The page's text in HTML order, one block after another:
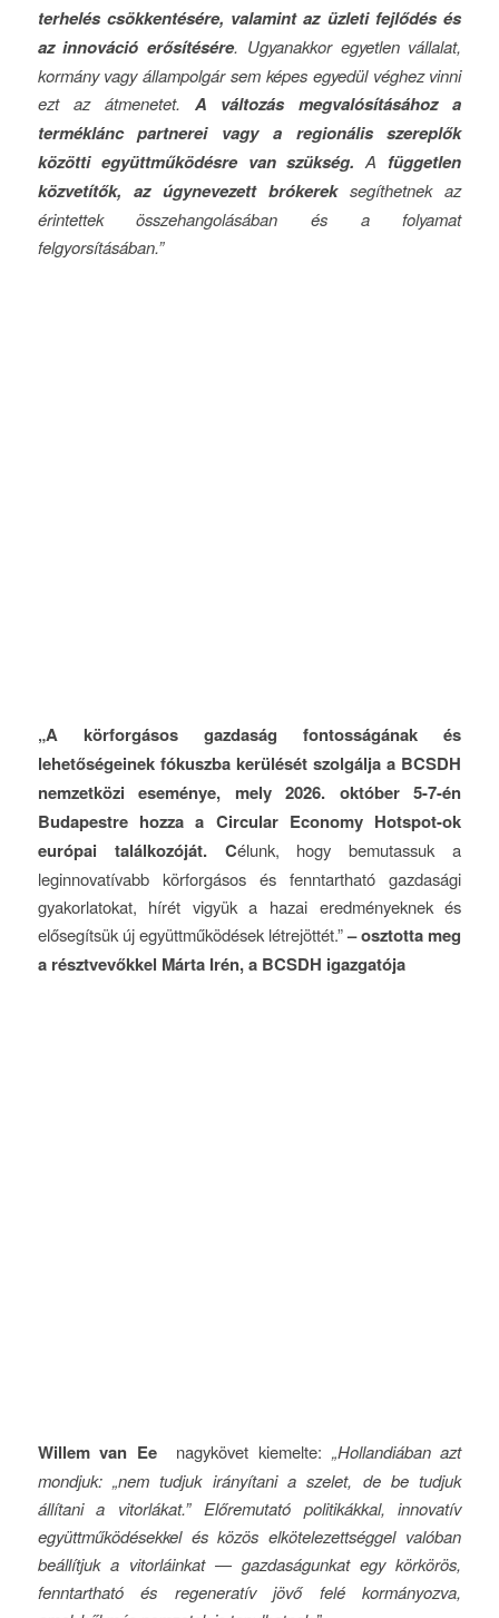
terhelés csökkentésére, valamint az üzleti fejlődés és
az innováció erősítésére. Ugyanakkor egyetlen vállalat,
kormány vagy állampolgár sem képes egyedül véghez vinni
ezt az átmenetet. A változás megvalósításához a
terméklánc partnerei vagy a regionális szereplők
közötti együttműködésre van szükség. A független
közvetítők, az úgynevezett brókereksegíthetnek az
érintettek összehangolásában és a folyamat
felgyorsításában.”
„Akörforgásos gazdaság fontosságának és
lehetőségeinek fókuszba kerülését szolgálja a BCSDH
nemzetközi eseménye, mely 2026. október 5-7-én
Budapestre hozza a Circular Economy Hotspot-ok
európai találkozóját. Célunk, hogy bemutassuk a
leginnovatívabb körforgásos és fenntartható gazdasági
gyakorlatokat, hírét vigyük a hazai eredményeknek és
elősegítsük új együttműködések létrejöttét.”– osztotta meg
a résztvevőkkel Márta Irén, a BCSDH igazgatója
Willem van Ee nagykövet kiemelte: „Hollandiában azt
mondjuk: „nem tudjuk irányítani a szelet, de be tudjuk
állítani a vitorlákat.” Előremutató politikákkal, innovatív
együttműködésekkel és közös elkötelezettséggel valóban
beállítjuk a vitorláinkat — gazdaságunkat egy körkörös,
fenntartható és regeneratív jövő felé kormányozva,